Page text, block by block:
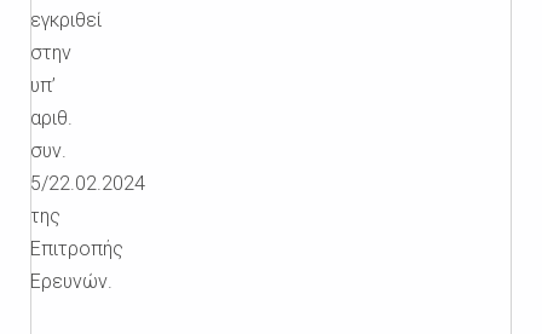
εγκριθεί
στην
υπ’
αριθ.
συν.
5/22.02.2024
της
Επιτροπής
Ερευνών.